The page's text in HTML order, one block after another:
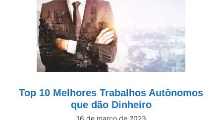
Top 10 Melhores Trabalhos Autônomos
que dão Dinheiro
16 de março de 2023